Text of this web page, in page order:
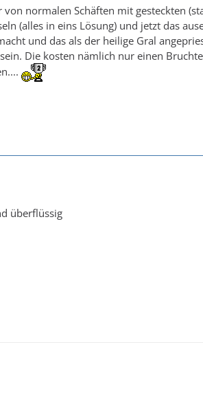
normalen Schäften mit gesteckten
(alles in eins Lösung) und jetzt das
und das als der heilige Gral
Die kosten nämlich nur einen
überflüssig